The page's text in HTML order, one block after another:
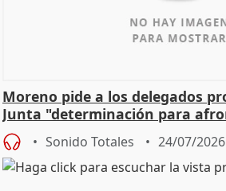
Moreno pide a los delegados
Junta "determinación para
diálog
Sonido Totales 24/07/2026